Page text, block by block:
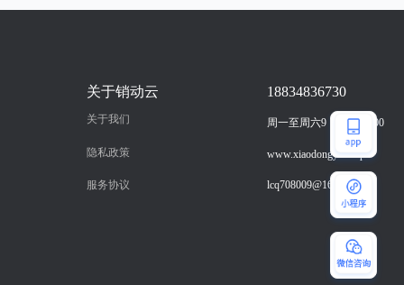
关于销动云
关于我们
隐私政策
服务协议
18834836730
周一至周六9：00-18：00
www.xiaodongyun.vip
lcq708009@163.com